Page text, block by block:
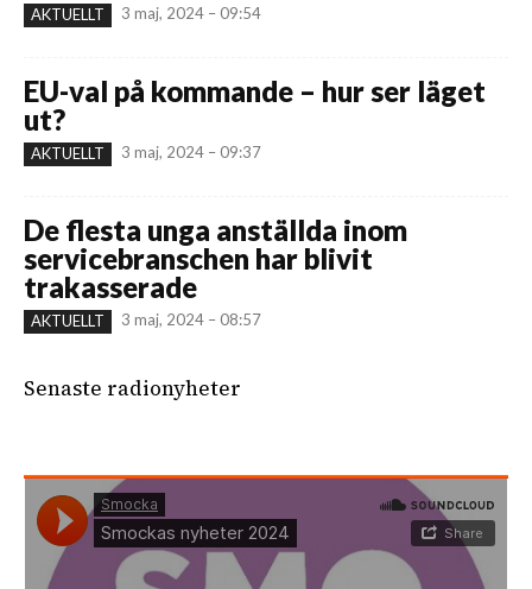
AKTUELLT 3 maj, 2024 – 09:54
EU-val på kommande – hur ser läget
ut?
AKTUELLT 3 maj, 2024 – 09:37
De flesta unga anställda inom
servicebranschen har blivit
trakasserade
AKTUELLT 3 maj, 2024 – 08:57
Senaste radionyheter